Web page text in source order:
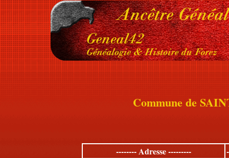
Commune de
-------- Adresse ---------